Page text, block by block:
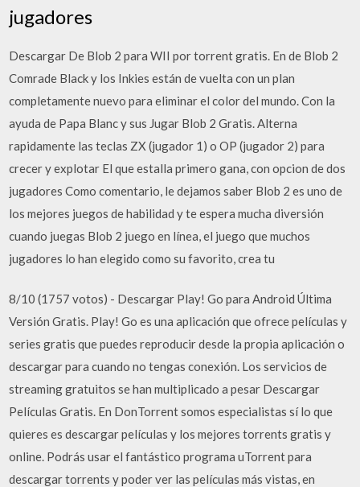
jugadores
Descargar De Blob 2 para WII por torrent gratis. En de Blob 2
Comrade Black y los Inkies están de vuelta con un plan
completamente nuevo para eliminar el color del mundo. Con la
ayuda de Papa Blanc y sus Jugar Blob 2 Gratis. Alterna
rapidamente las teclas ZX (jugador 1) o OP (jugador 2) para
crecer y explotar El que estalla primero gana, con opcion de dos
jugadores Como comentario, le dejamos saber Blob 2 es uno de
los mejores juegos de habilidad y te espera mucha diversión
cuando juegas Blob 2 juego en línea, el juego que muchos
jugadores lo han elegido como su favorito, crea tu
8/10 (1757 votos) - Descargar Play! Go para Android Última
Versión Gratis. Play! Go es una aplicación que ofrece películas y
series gratis que puedes reproducir desde la propia aplicación o
descargar para cuando no tengas conexión. Los servicios de
streaming gratuitos se han multiplicado a pesar Descargar
Películas Gratis. En DonTorrent somos especialistas sí lo que
quieres es descargar películas y los mejores torrents gratis y
online. Podrás usar el fantástico programa uTorrent para
descargar torrents y poder ver las películas más vistas, en